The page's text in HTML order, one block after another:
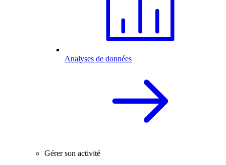
Analyses de données
Gérer son activité